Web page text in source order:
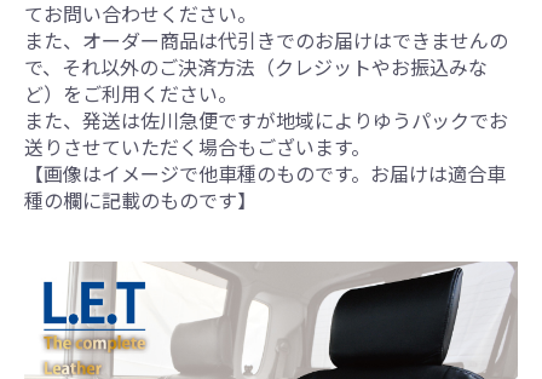
てお問い合わせください。
また、オーダー商品は代引きでのお届けはできませんの
で、それ以外のご決済方法（クレジットやお振込みな
ど）をご利用ください。
また、発送は佐川急便ですが地域によりゆうパックでお
送りさせていただく場合もございます。
【画像はイメージで他車種のものです。お届けは適合車
種の欄に記載のものです】